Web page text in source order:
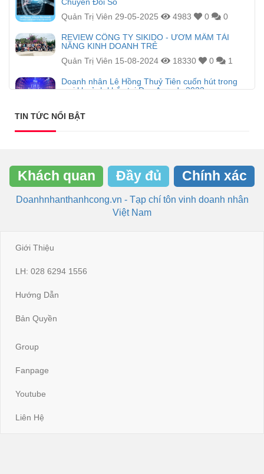
Quản Trị Viên 29-05-2025 4983 0 0
REVIEW CÔNG TY SIKIDO - ƯƠM MẦM TÀI
NĂNG KINH DOANH TRẺ
Quản Trị Viên 15-08-2024 18330 0 1
Doanh nhân Lê Hồng Thuỷ Tiên cuốn hút trong
mọi khoảnh khắc tại Đẹp Awards 2023
TIN TỨC NỔI BẬT
Khách quan Đầy đủ Chính xác
Doanhnhanthanhcong.vn - Tạp chí tôn vinh doanh nhân
Việt Nam
Giới Thiệu
LH: 028 6294 1556
Hướng Dẫn
Bản Quyền
Group
Fanpage
Youtube
Liên Hệ